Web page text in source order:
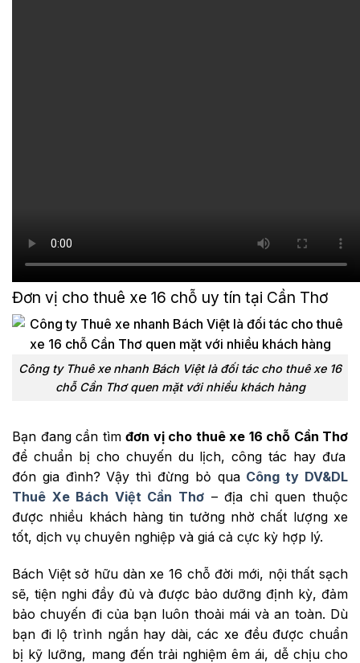
Đơn vị cho thuê xe 16 chỗ uy tín tại Cần Thơ
Công ty Thuê xe nhanh Bách Việt là đối tác cho thuê xe 16
chỗ Cần Thơ quen mặt với nhiều khách hàng
Bạn đang cần tìm đơn vị cho thuê xe 16 chỗ Cần Thơ
để chuẩn bị cho chuyến du lịch, công tác hay đưa
đón gia đình? Vậy thì đừng bỏ qua Công ty DV&DL
Thuê Xe Bách Việt Cần Thơ – địa chỉ quen thuộc
được nhiều khách hàng tin tưởng nhờ chất lượng xe
tốt, dịch vụ chuyên nghiệp và giá cả cực kỳ hợp lý.
Bách Việt sở hữu dàn xe 16 chỗ đời mới, nội thất sạch
sẽ, tiện nghi đầy đủ và được bảo dưỡng định kỳ, đảm
bảo chuyến đi của bạn luôn thoải mái và an toàn. Dù
bạn đi lộ trình ngắn hay dài, các xe đều được chuẩn
bị kỹ lưỡng, mang đến trải nghiệm êm ái, dễ chịu cho